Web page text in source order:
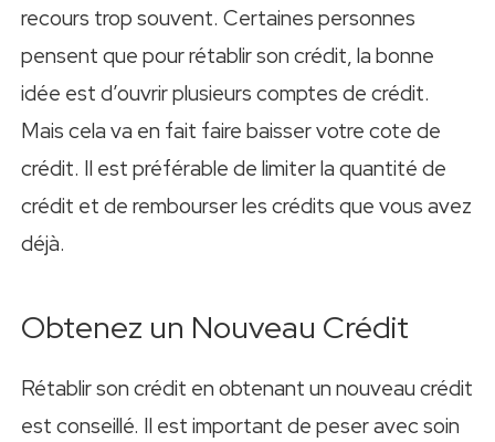
recours trop souvent. Certaines personnes
pensent que pour rétablir son crédit, la bonne
idée est d’ouvrir plusieurs comptes de crédit.
Mais cela va en fait faire baisser votre cote de
crédit. Il est préférable de limiter la quantité de
crédit et de rembourser les crédits que vous avez
déjà.
Obtenez un Nouveau Crédit
Rétablir son crédit en obtenant un nouveau crédit
est conseillé. Il est important de peser avec soin